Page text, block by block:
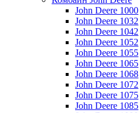
John Deere 1000
John Deere 1032
John Deere 1042
John Deere 1052
John Deere 1055
John Deere 1065
John Deere 1068
John Deere 1072
John Deere 1075
John Deere 1085